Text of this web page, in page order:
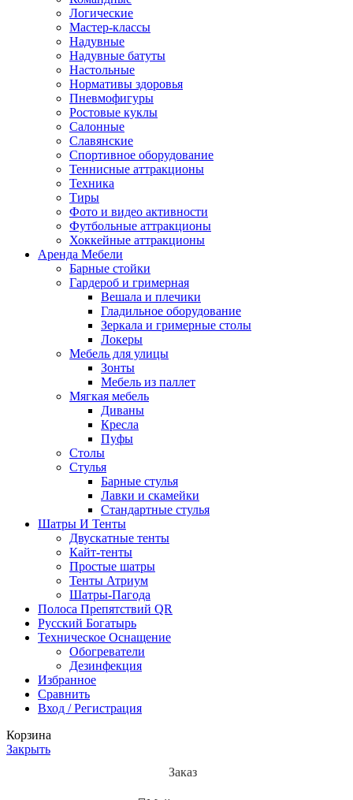
Логические
Мастер-классы
Надувные
Надувные батуты
Настольные
Нормативы здоровья
Пневмофигуры
Ростовые куклы
Салонные
Славянские
Спортивное оборудование
Теннисные аттракционы
Техника
Тиры
Фото и видео активности
Футбольные аттракционы
Хоккейные аттракционы
Аренда Мебели
Барные стойки
Гардероб и гримерная
Вешала и плечики
Гладильное оборудование
Зеркала и гримерные столы
Локеры
Мебель для улицы
Зонты
Мебель из паллет
Мягкая мебель
Диваны
Кресла
Пуфы
Столы
Стулья
Барные стулья
Лавки и скамейки
Стандартные стулья
Шатры И Тенты
Двускатные тенты
Кайт-тенты
Простые шатры
Тенты Атриум
Шатры-Пагода
Полоса Препятствий QR
Русский Богатырь
Техническое Оснащение
Обогреватели
Дезинфекция
Избранное
Сравнить
Вход / Регистрация
Корзина
Закрыть
Заказ